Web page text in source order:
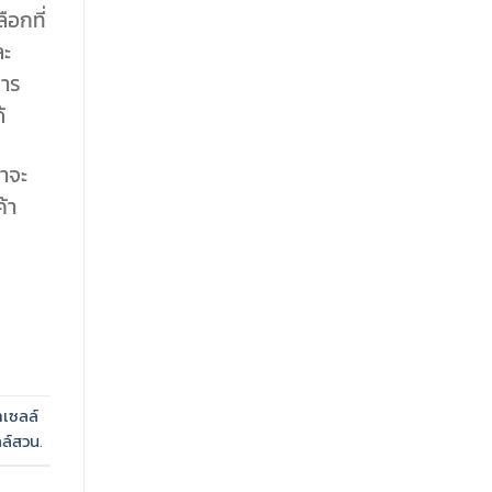
อกที่
ร
ะ
เซลล์
สวน.